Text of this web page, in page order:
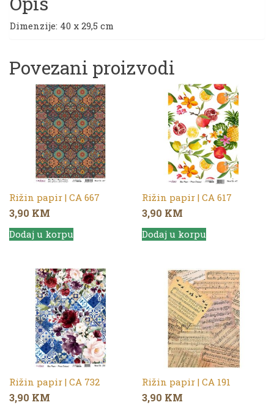
Dimenzije: 40 x 29,5 cm
Povezani proizvodi
Rižin papir | CA 667
3,90 KM
Dodaj u korpu
Rižin papir | CA 617
3,90 KM
Dodaj u korpu
Rižin papir | CA 732
3,90 KM
Rižin papir | CA 191
3,90 KM